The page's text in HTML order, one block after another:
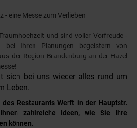
- eine Messe zum Verlieben
und sind voller Vorfreude -
bei Ihren Planungen begeistern von
der Region Brandenburg an der Havel
sich bei uns wieder alles rund um
Leben.
des Restaurants Werft in der Hauptstr.
zahlreiche Ideen, wie Sie Ihre
können.